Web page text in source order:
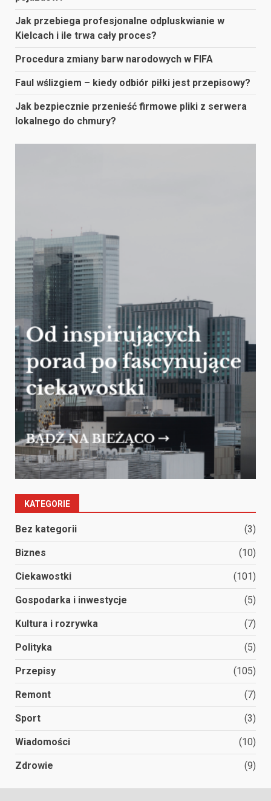
Jak przebiega profesjonalne odpluskwianie w
Kielcach i ile trwa cały proces?
Procedura zmiany barw narodowych w FIFA
Faul wślizgiem – kiedy odbiór piłki jest przepisowy?
Jak bezpiecznie przenieść firmowe pliki z serwera
lokalnego do chmury?
KATEGORIE
Bez kategorii (3)
Biznes (10)
Ciekawostki (101)
Gospodarka i inwestycje (5)
Kultura i rozrywka (7)
Polityka (5)
Przepisy (105)
Remont (7)
Sport (3)
Wiadomości (10)
Zdrowie (9)